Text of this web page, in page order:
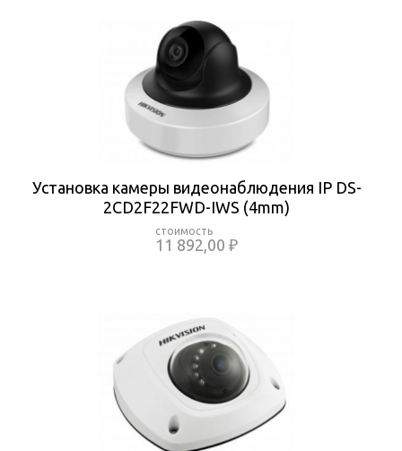
Установка камеры видеонаблюдения IP DS-
2CD2F22FWD-IWS (4mm)
11 892,00 ₽